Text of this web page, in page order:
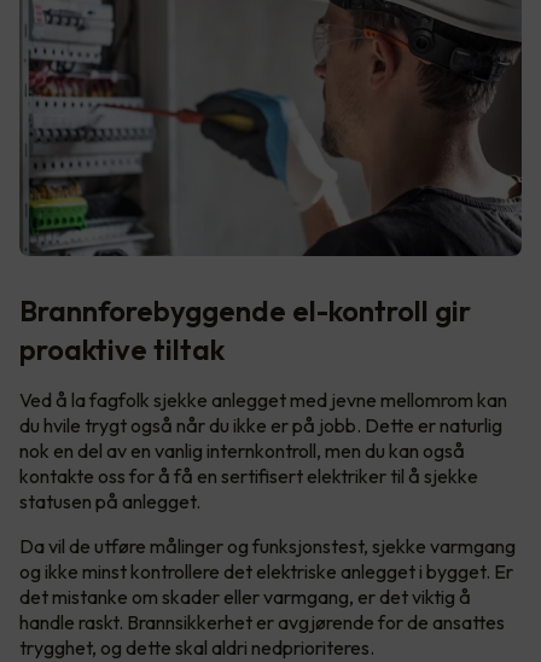
Brannforebyggende el-kontroll gir
proaktive tiltak
Ved å la fagfolk sjekke anlegget med jevne mellomrom kan
du hvile trygt også når du ikke er på jobb. Dette er naturlig
nok en del av en vanlig internkontroll, men du kan også
kontakte oss for å få en sertifisert elektriker til å sjekke
statusen på anlegget.
Da vil de utføre målinger og funksjonstest, sjekke varmgang
og ikke minst kontrollere det elektriske anlegget i bygget. Er
det mistanke om skader eller varmgang, er det viktig å
handle raskt. Brannsikkerhet er avgjørende for de ansattes
trygghet, og dette skal aldri nedprioriteres.